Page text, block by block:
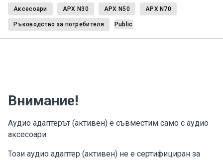
Аксесоари APX N30 APX N50 APX N70
Ръководство за потребителя Public
Внимание!
Аудио адаптерът (активен) е съвместим само с аудио
аксесоари.
Този аудио адаптер (активен) не е сертифициран за